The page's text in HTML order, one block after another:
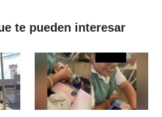
te pueden interesar